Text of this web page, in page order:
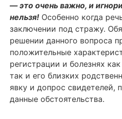
— это очень важно, и
нельзя! Особенно когда
заключении под стражу.
решении данного вопроса
положительные
регистрации и болезнях
так и его близких
явку и допрос
данные обстоятельства.